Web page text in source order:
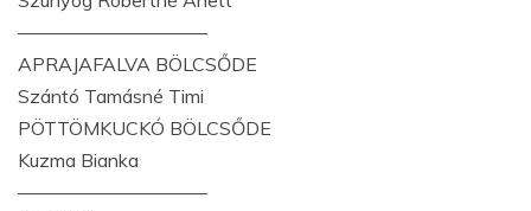
——————————
APRAJAFALVA BÖLCSŐDE
Szántó Tamásné Timi
PÖTTÖMKUCKÓ BÖLCSŐDE
Kuzma Bianka
——————————